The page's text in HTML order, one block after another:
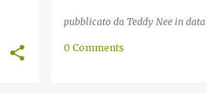
pubblicato da Teddy Nee in data
0 Comments